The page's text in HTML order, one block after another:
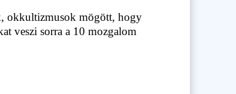
okkultizmusok mögött, hogy
veszi sorra a 10 mozgalom